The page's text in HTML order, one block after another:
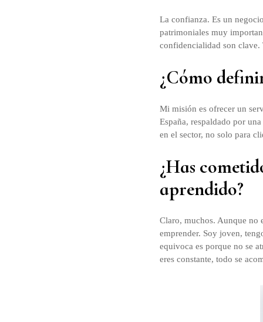
La confianza. Es un
patrimoniales muy
confidencialidad son clave.
¿Cómo
Mi misión es ofrecer un
España, respaldado por
en el sector, no solo para
¿Has
aprendido?
Claro, muchos. Aunque no
emprender. Soy joven,
equivoca es porque no se
eres constante, todo se